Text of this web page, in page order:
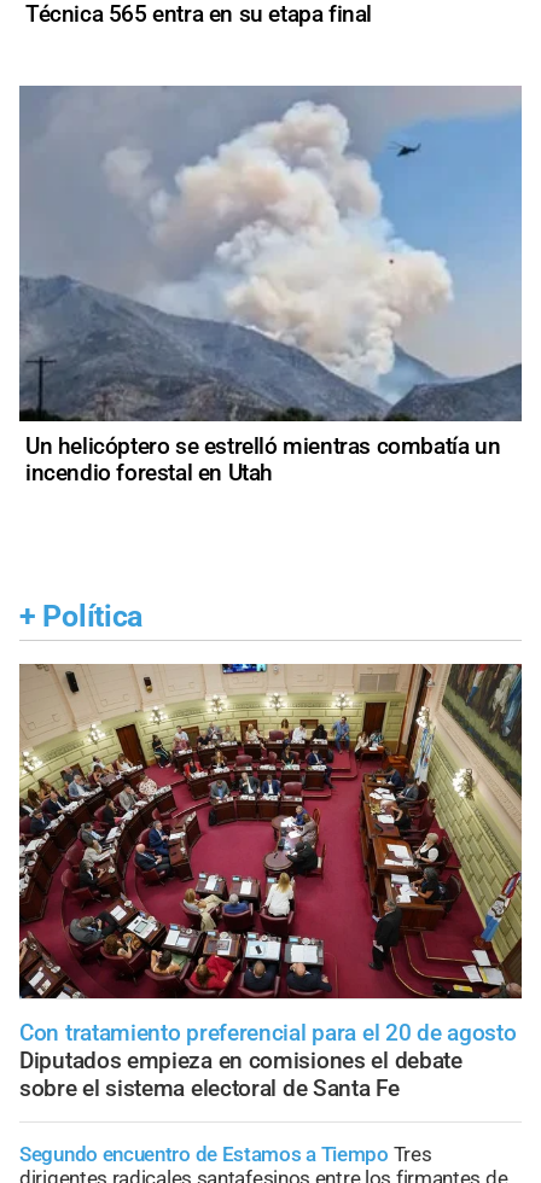
Técnica 565 entra en su etapa final
Un helicóptero se estrelló mientras combatía un
incendio forestal en Utah
+ Política
Con tratamiento preferencial para el 20 de agosto
Diputados empieza en comisiones el debate
sobre el sistema electoral de Santa Fe
Segundo encuentro de Estamos a Tiempo Tres